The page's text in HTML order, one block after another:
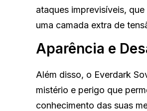
ataques imprevisíveis,
uma camada extra de
Aparência e
Além disso, o Everdark
mistério e perigo que
conhecimento das suas